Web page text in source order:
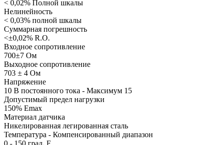
< 0,02% Полной шкалы
Нелинейность
< 0,03% полной шкалы
Суммарная погрешность
<±0,02% R.O.
Входное сопротивление
700±7 Ом
Выходное сопротивление
703 ± 4 Ом
Напряжение
10 В постоянного тока - Максимум 15
Допустимый предел нагрузки
150% Emax
Материал датчика
Никелированная легированная сталь
Температура - Компенсированный диапазон
0 - 150 град. F